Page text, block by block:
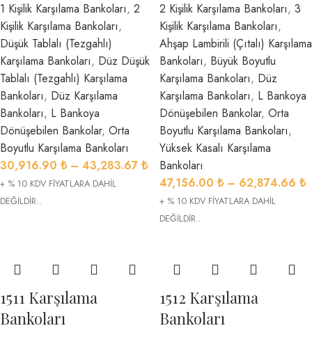
1 Kişilik Karşılama Bankoları, 2
Kişilik Karşılama Bankoları,
Düşük Tablalı (Tezgahlı)
Karşılama Bankoları, Düz Düşük
Tablalı (Tezgahlı) Karşılama
Bankoları, Düz Karşılama
Bankoları, L Bankoya
Dönüşebilen Bankolar, Orta
Boyutlu Karşılama Bankoları
30,916.90 ₺ – 43,283.67 ₺
+ % 10 KDV FİYATLARA DAHİL
DEĞİLDİR..
2 Kişilik Karşılama Bankoları, 3
Kişilik Karşılama Bankoları,
Ahşap Lambirili (Çıtalı) Karşılama
Bankoları, Büyük Boyutlu
Karşılama Bankoları, Düz
Karşılama Bankoları, L Bankoya
Dönüşebilen Bankolar, Orta
Boyutlu Karşılama Bankoları,
Yüksek Kasalı Karşılama
Bankoları
47,156.00 ₺ – 62,874.66 ₺
+ % 10 KDV FİYATLARA DAHİL
DEĞİLDİR..
1511 Karşılama
Bankoları
1512 Karşılama
Bankoları